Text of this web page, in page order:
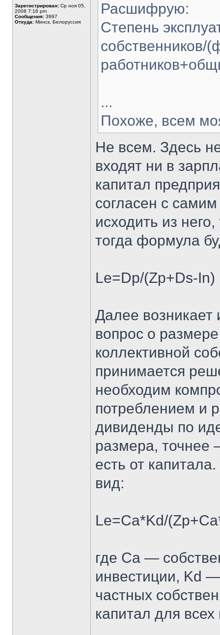
Зарегистрирован: Ср ноя 05,
2008 7:16 pm
Сообщения: 3997
Откуда: Минск, Белоруссия
Расшифрую:
Степень
собственников/
...
Похоже, всем
Не всем. Здесь
входят ни в
капитал
согласен с
исходить из
тогда формула
Le=Dp/(Zp+Ds-In)
Далее
вопрос о
коллективной
принимается
необходим
потреблением и
дивиденды по
размера, точнее
есть от
вид:
Le=Ca*Kd/
где Ca —
инвестиции, Kd
частных
капитал для